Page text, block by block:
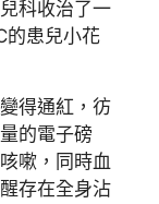
科收治了一
的患兒小花
得通紅，彷
的電子磅
嗽，同時血
存在全身沾